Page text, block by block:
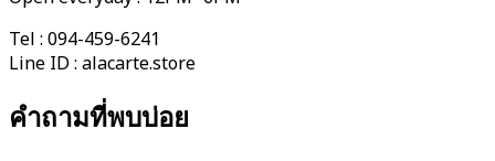
Tel : 094-459-6241
Line ID : alacarte.store
คำถามที่พบบ่อย